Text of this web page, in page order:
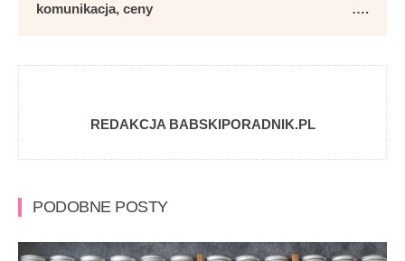
komunikacja, ceny
….
REDAKCJA BABSKIPORADNIK.PL
PODOBNE POSTY